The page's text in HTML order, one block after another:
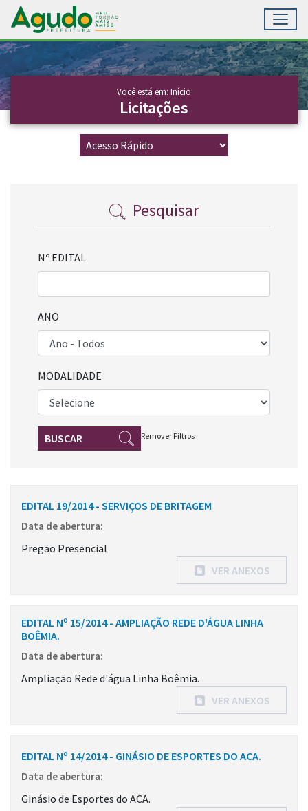
Ir para conteúdo principal
Conteúdo Principal
Você está em: Início
Licitações
Pesquisar
Nº EDITAL
ANO
MODALIDADE
BUSCAR Remover Filtros
EDITAL 19/2014 - SERVIÇOS DE BRITAGEM
Data de abertura:
Pregão Presencial
VER ANEXOS
EDITAL Nº 15/2014 - AMPLIAÇÃO REDE D'ÁGUA LINHA
BOÊMIA.
Data de abertura:
Ampliação Rede d'água Linha Boêmia.
VER ANEXOS
EDITAL Nº 14/2014 - GINÁSIO DE ESPORTES DO ACA.
Data de abertura:
Ginásio de Esportes do ACA.